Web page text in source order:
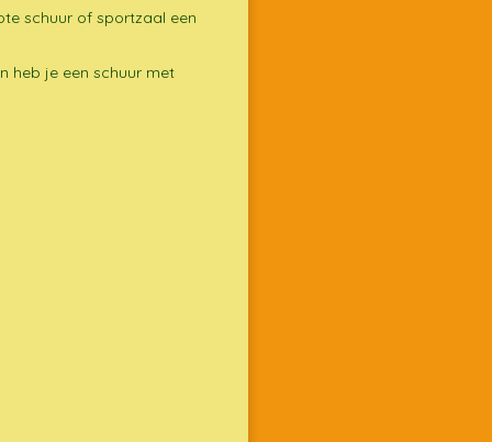
schuur of sportzaal een
heb je een schuur met